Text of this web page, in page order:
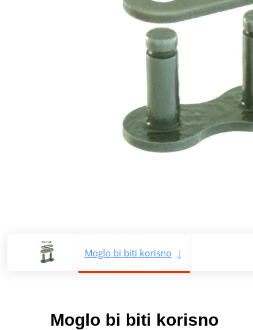
Moglo bi biti korisno
Moglo bi biti korisno